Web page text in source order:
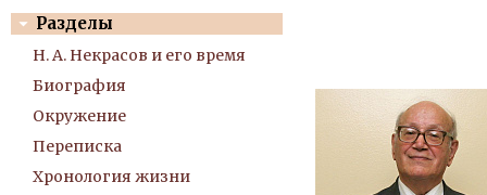
Разделы
Н. А. Некрасов и его время
Биография
Окружение
Переписка
Хронология жизни